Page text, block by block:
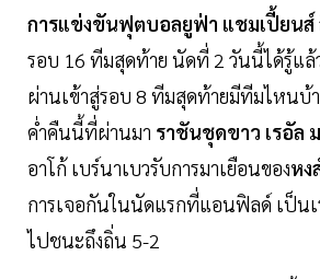
การแข่งขันฟุตบอลยูฟ่า แชมเปี้ยนส์
รอบ 16 ทีมสุดท้าย นัดที่ 2 วันนี้ได้รู้แล้
ผ่านเข้าสู่รอบ 8 ทีมสุดท้ายมีทีมไหนบ้
ค่ำคืนนี้ที่ผ่านมา ราชันชุดขาว เรอัล
อาโก้ เบร์นาเบวรับการมาเยือนของหง
การเจอกันในนัดแรกที่แอนฟิลด์ เป็น
ไปชนะถึงถิ่น 5-2